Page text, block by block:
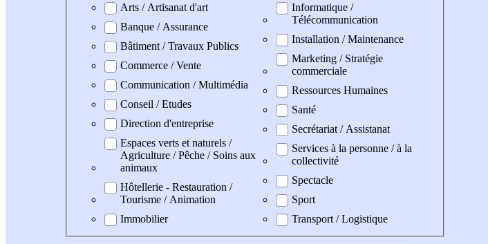
Arts / Artisanat d'art
Banque / Assurance
Bâtiment / Travaux Publics
Commerce / Vente
Communication / Multimédia
Conseil / Etudes
Direction d'entreprise
Espaces verts et naturels /
Agriculture / Pêche / Soins aux
animaux
Hôtellerie - Restauration /
Tourisme / Animation
Immobilier
Informatique /
Télécommunication
Installation / Maintenance
Marketing / Stratégie
commerciale
Ressources Humaines
Santé
Secrétariat / Assistanat
Services à la personne / à la
collectivité
Spectacle
Sport
Transport / Logistique